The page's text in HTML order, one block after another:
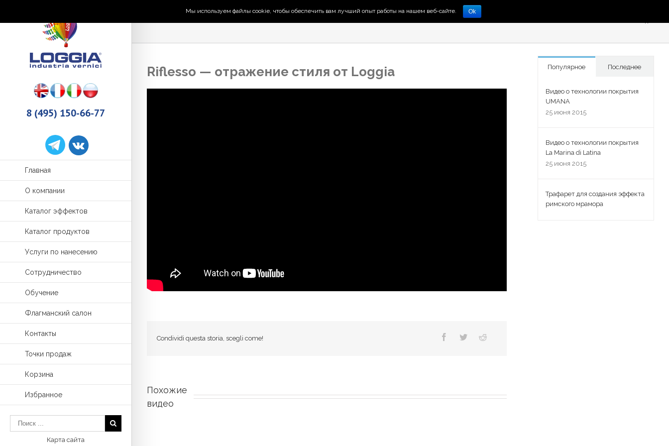
8 (495) 150-66-77
Главная
О компании
Каталог эффектов
Каталог продуктов
Услуги по нанесению
Сотрудничество
Обучение
Флагманский салон
Контакты
Точки продаж
Корзина
Избранное
Карта сайта
Riflesso — отражение стиля от Loggia
Condividi questa storia, scegli come!
Похожие
видео
Популярное Последнее
Видео о технологии покрытия
UMANA
25 июня 2015
Видео о технологии покрытия
La Marina di Latina
25 июня 2015
Трафарет для создания эффекта
римского мрамора
Мы используем файлы cookie, чтобы обеспечить вам лучший опыт работы на нашем веб-сайте. Ok